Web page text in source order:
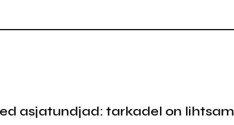
asjatundjad: tarkadel on lihtsam